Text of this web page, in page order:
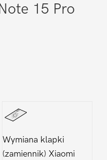
15 Pro
Wymiana klapki
(zamiennik) Xiaomi